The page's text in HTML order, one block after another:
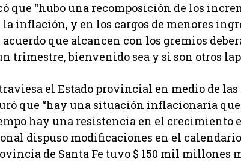
que “hubo una recomposición de los
inflación, y en los cargos de menores
que alcancen con los gremios
trimestre, bienvenido sea y si son otros
el Estado provincial en medio de
que “hay una situación inflacionaria
hay una resistencia en el crecimiento
dispuso modificaciones en el
de Santa Fe tuvo $ 150 mil millones